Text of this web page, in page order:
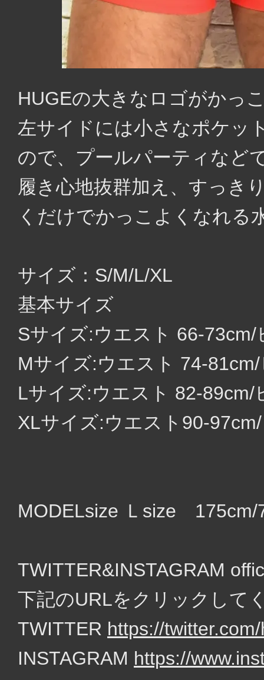
HUGEの大きなロゴがかっ
左サイドには小さなポケッ
ので、プールパーティなど
履き心地抜群加え、すっき
くだけでかっこよくなれる
サイズ：S/M/L/XL
基本サイズ
Sサイズ:ウエスト 66-73cm/
Mサイズ:ウエスト 74-
Lサイズ:ウエスト 82-89cm/
XLサイズ:ウエスト90-
MODELsize Ｌsize 175cm/
TWITTER&INSTAGRAM
下記のURLをクリックして
TWITTER https://
INSTAGRAM https://